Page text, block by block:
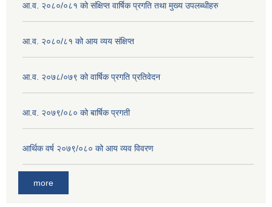
आ.व. २०८०/०८१ को संक्षिप्त वार्षिक प्रगति तथा मुख्य उपलब्धीहरु
आ.व. २०८०/८१ को आय व्यय संक्षिप्त
आ.व. २०७८/०७९ को वार्षिक प्रगति प्रतिवेदन
आ.व. २०७९/०८० को बार्षिक प्रगती
आर्थिक वर्ष २०७९/०८० को आय व्यव विवरण
more